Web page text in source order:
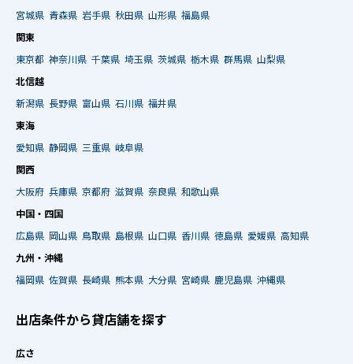
宮城県 青森県 岩手県 秋田県 山形県 福島県
関東
東京都 神奈川県 千葉県 埼玉県 茨城県 栃木県 群馬県 山梨県
北信越
新潟県 長野県 富山県 石川県 福井県
東海
愛知県 静岡県 三重県 岐阜県
関西
大阪府 兵庫県 京都府 滋賀県 奈良県 和歌山県
中国・四国
広島県 岡山県 鳥取県 島根県 山口県 香川県 徳島県 愛媛県 高知県
九州・沖縄
福岡県 佐賀県 長崎県 熊本県 大分県 宮崎県 鹿児島県 沖縄県
出店条件から貸店舗を探す
広さ